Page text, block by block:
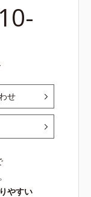
せ
やすい